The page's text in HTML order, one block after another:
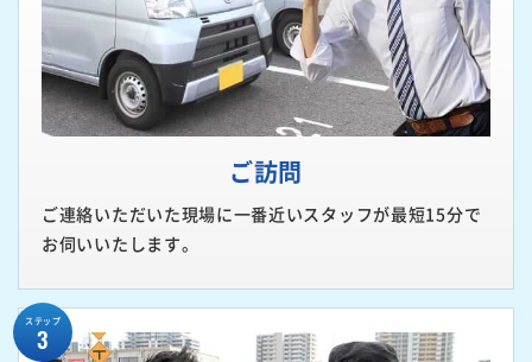
ご訪問
ご連絡いただいた現場に一番近いスタッフが最短15分で
お伺いいたします。
ステップ
3